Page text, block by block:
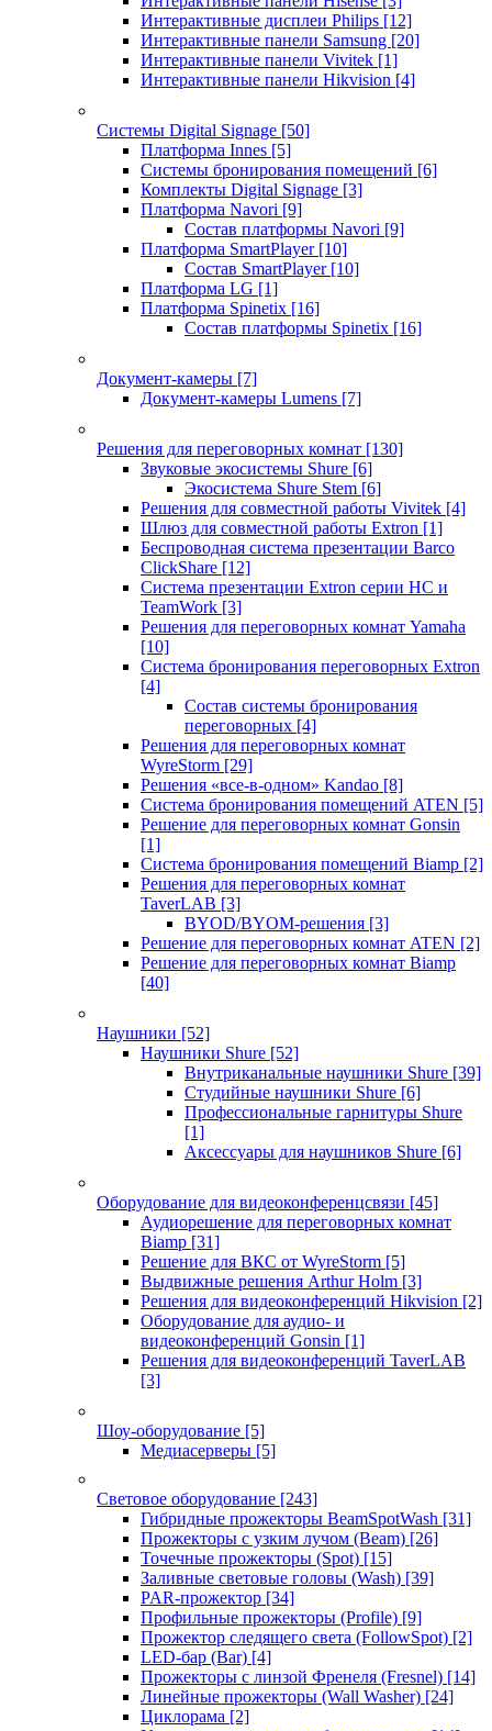
Интерактивные дисплеи Philips [12]
Интерактивные панели Samsung [20]
Интерактивные панели Vivitek [1]
Интерактивные панели Hikvision [4]
Системы Digital Signage [50]
Платформа Innes [5]
Системы бронирования помещений [6]
Комплекты Digital Signage [3]
Платформа Navori [9]
Состав платформы Navori [9]
Платформа SmartPlayer [10]
Состав SmartPlayer [10]
Платформа LG [1]
Платформа Spinetix [16]
Состав платформы Spinetix [16]
Документ-камеры [7]
Документ-камеры Lumens [7]
Решения для переговорных комнат [130]
Звуковые экосистемы Shure [6]
Экосистема Shure Stem [6]
Решения для совместной работы Vivitek [4]
Шлюз для совместной работы Extron [1]
Беспроводная система презентации Barco
ClickShare [12]
Система презентации Extron серии HC и
TeamWork [3]
Решения для переговорных комнат Yamaha
[10]
Система бронирования переговорных Extron
[4]
Состав системы бронирования
переговорных [4]
Решения для переговорных комнат
WyreStorm [29]
Решения «все-в-одном» Kandao [8]
Система бронирования помещений ATEN [5]
Решение для переговорных комнат Gonsin
[1]
Система бронирования помещений Biamp [2]
Решения для переговорных комнат
TaverLAB [3]
BYOD/BYOM-решения [3]
Решение для переговорных комнат ATEN [2]
Решение для переговорных комнат Biamp
[40]
Наушники [52]
Наушники Shure [52]
Внутриканальные наушники Shure [39]
Студийные наушники Shure [6]
Профессиональные гарнитуры Shure
[1]
Аксессуары для наушников Shure [6]
Оборудование для видеоконференцсвязи [45]
Аудиорешение для переговорных комнат
Biamp [31]
Решение для ВКС от WyreStorm [5]
Выдвижные решения Arthur Holm [3]
Решения для видеоконференций Hikvision [2]
Оборудование для аудио- и
видеоконференций Gonsin [1]
Решения для видеоконференций TaverLAB
[3]
Шоу-оборудование [5]
Медиасерверы [5]
Световое оборудование [243]
Гибридные прожекторы BeamSpotWash [31]
Прожекторы с узким лучом (Beam) [26]
Точечные прожекторы (Spot) [15]
Заливные световые головы (Wash) [39]
PAR-прожектор [34]
Профильные прожекторы (Profile) [9]
Прожектор следящего света (FollowSpot) [2]
LED-бар (Bar) [4]
Прожекторы с линзой Френеля (Fresnel) [14]
Линейные прожекторы (Wall Washer) [24]
Циклорама [2]